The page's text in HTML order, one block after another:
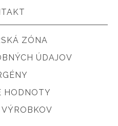
ZÓNA
ÚDAJOV
HODNOTY